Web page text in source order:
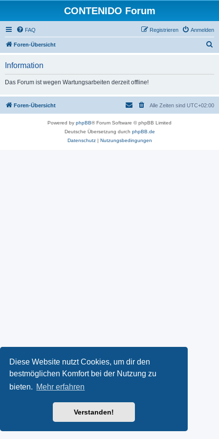
Diese Website nutzt Cookies, um dir den
bestmöglichen Komfort bei der Nutzung zu
bieten. Mehr erfahren
Verstanden!
CONTENIDO Forum
FAQ Anmelden
Registrieren
Foren-Übersicht
Information
Das Forum ist wegen Wartungsarbeiten derzeit offline!
Foren-Übersicht Alle Zeiten sind UTC+02:00
Powered by phpBB® Forum Software © phpBB Limited
Deutsche Übersetzung durch phpBB.de
Datenschutz| Nutzungsbedingungen